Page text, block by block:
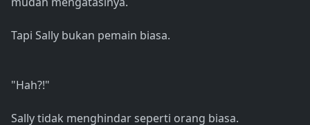
Tapi Sally bukan pemain biasa.
"Hah?!"
Sally tidak menghindar seperti orang biasa.